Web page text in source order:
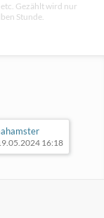
Gezählt wird nur
Stunde.
16:18